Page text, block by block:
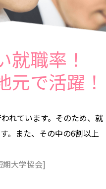
就職率！
元で活躍！
れています。そのため、就
。また、その中の6割以上
大学協会]